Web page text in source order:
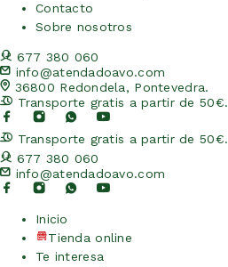
Contacto
Sobre nosotros
677 380 060
info@atendadoavo.com
36800 Redondela, Pontevedra.
Transporte gratis a partir de 50€.
Transporte gratis a partir de 50€.
677 380 060
info@atendadoavo.com
Inicio
Tienda online
Te interesa